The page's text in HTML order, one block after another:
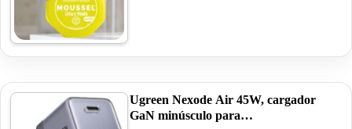
Ugreen Nexode Air 45W, cargador
GaN minúsculo para…